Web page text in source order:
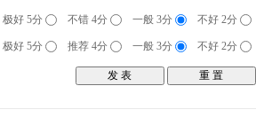
极好 5分 不错 4分 一般 3分 不好 2分
极好 5分 推荐 4分 一般 3分 不好 2分